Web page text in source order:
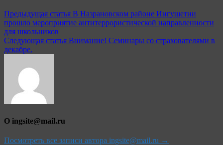
Предыдущая статья В Назрановском районе Ингушетии
прошло мероприятие антитеррористической направленности
для школьников
Следующая статья Внимание! Семинары со страхователями в
декабре.
О ingsite@mail.ru
Посмотреть все записи автора ingsite@mail.ru →